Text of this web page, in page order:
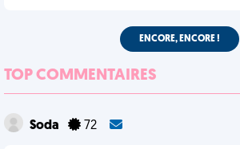
ENCORE, ENCORE !
TOP COMMENTAIRES
Soda 72